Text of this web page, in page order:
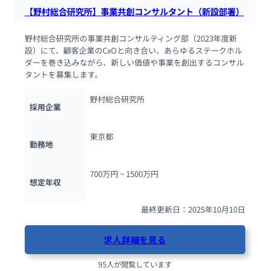
【野村総合研究所】事業共創コンサルタント（新設部署）
野村総合研究所の事業共創コンサルティング部（2023年度新
設）にて、顧客企業のCxOと向き合い、あらゆるステークホル
ダーを巻き込みながら、新しい価値や事業を創出するコンサル
タントを募集します。
採用企業
野村総合研究所
勤務地
東京都
想定年収
700万円 ~ 1500万円
最終更新日：2025年10月10日
求人詳細を見る
95人が閲覧しています